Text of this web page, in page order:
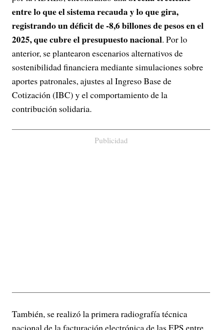
entre lo que el sistema recauda y lo que gira,
registrando un déficit de -8,6 billones de pesos en el
2025, que cubre el presupuesto nacional. Por lo
anterior, se plantearon escenarios alternativos de
sostenibilidad financiera mediante simulaciones sobre
aportes patronales, ajustes al Ingreso Base de
Cotización (IBC) y el comportamiento de la
contribución solidaria.
Publicidad
También, se realizó la primera radiografía técnica
nacional de la facturación electrónica de las EPS entre